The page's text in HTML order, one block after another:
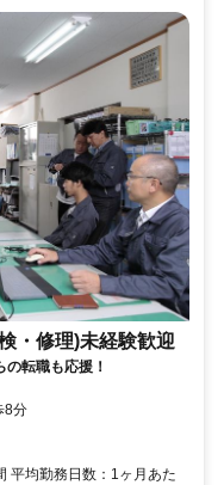
・修理)未経験歓迎
転職も応援！
8分
平均勤務日数：1ヶ月あた